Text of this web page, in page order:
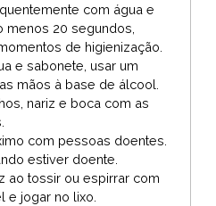
com água e
20 segundos,
de higienização.
e sabonete, usar um
mãos à base de álcool.
nariz e boca com as
com pessoas doentes.
estiver doente.
ao tossir ou espirrar com
e jogar no lixo.